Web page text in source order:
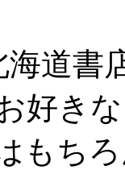
海道書
好き
もち